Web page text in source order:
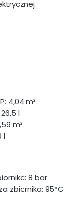
4,04 m²
l
m²
l
8 bar
zbiornika: 95°C